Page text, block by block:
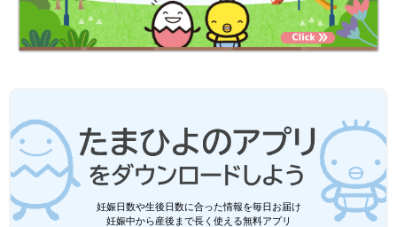
妊娠日数や生後日数に合った情報を毎日お届け
妊娠中から産後まで長く使える無料アプリ